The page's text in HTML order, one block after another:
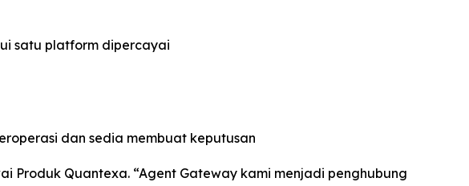
satu platform dipercayai
dan sedia membuat keputusan
Produk Quantexa. “Agent Gateway kami menjadi penghubung